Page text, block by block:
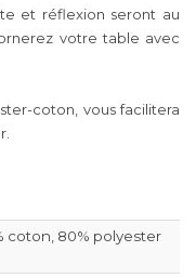
et réflexion seront au
votre table avec
coton, vous facilitera
coton, 80% polyester